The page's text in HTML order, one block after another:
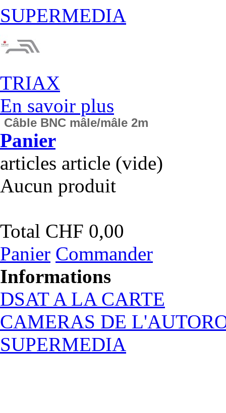
SUPERMEDIA
TRIAX
En savoir plus
Câble BNC mâle/mâle 2m
Panier
articles article (vide)
Aucun produit
Total CHF 0,00
Panier Commander
Informations
DSAT A LA CARTE
CAMERAS DE
SUPERMEDIA